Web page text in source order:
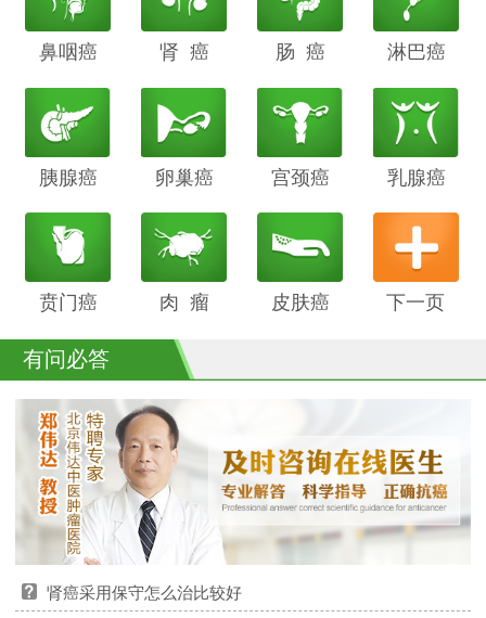
下一页
鼻咽癌 胆管癌肾 癌
子宫内膜
癌
肠 癌 膀胱癌
淋巴癌
胰腺癌 鳞癌
卵巢癌 骨癌
宫颈癌 喉癌
乳腺癌
贲门癌 阴茎癌肉 瘤 白血病皮肤癌
有问必答
肾癌采用保守怎么治比较好